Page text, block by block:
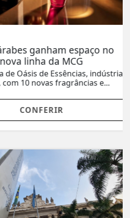
ganham espaço no
linha da MCG
de Essências, indústria
novas fragrâncias e...
CONFERIR